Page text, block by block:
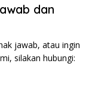
dan
jawab, atau ingin
silakan hubungi: